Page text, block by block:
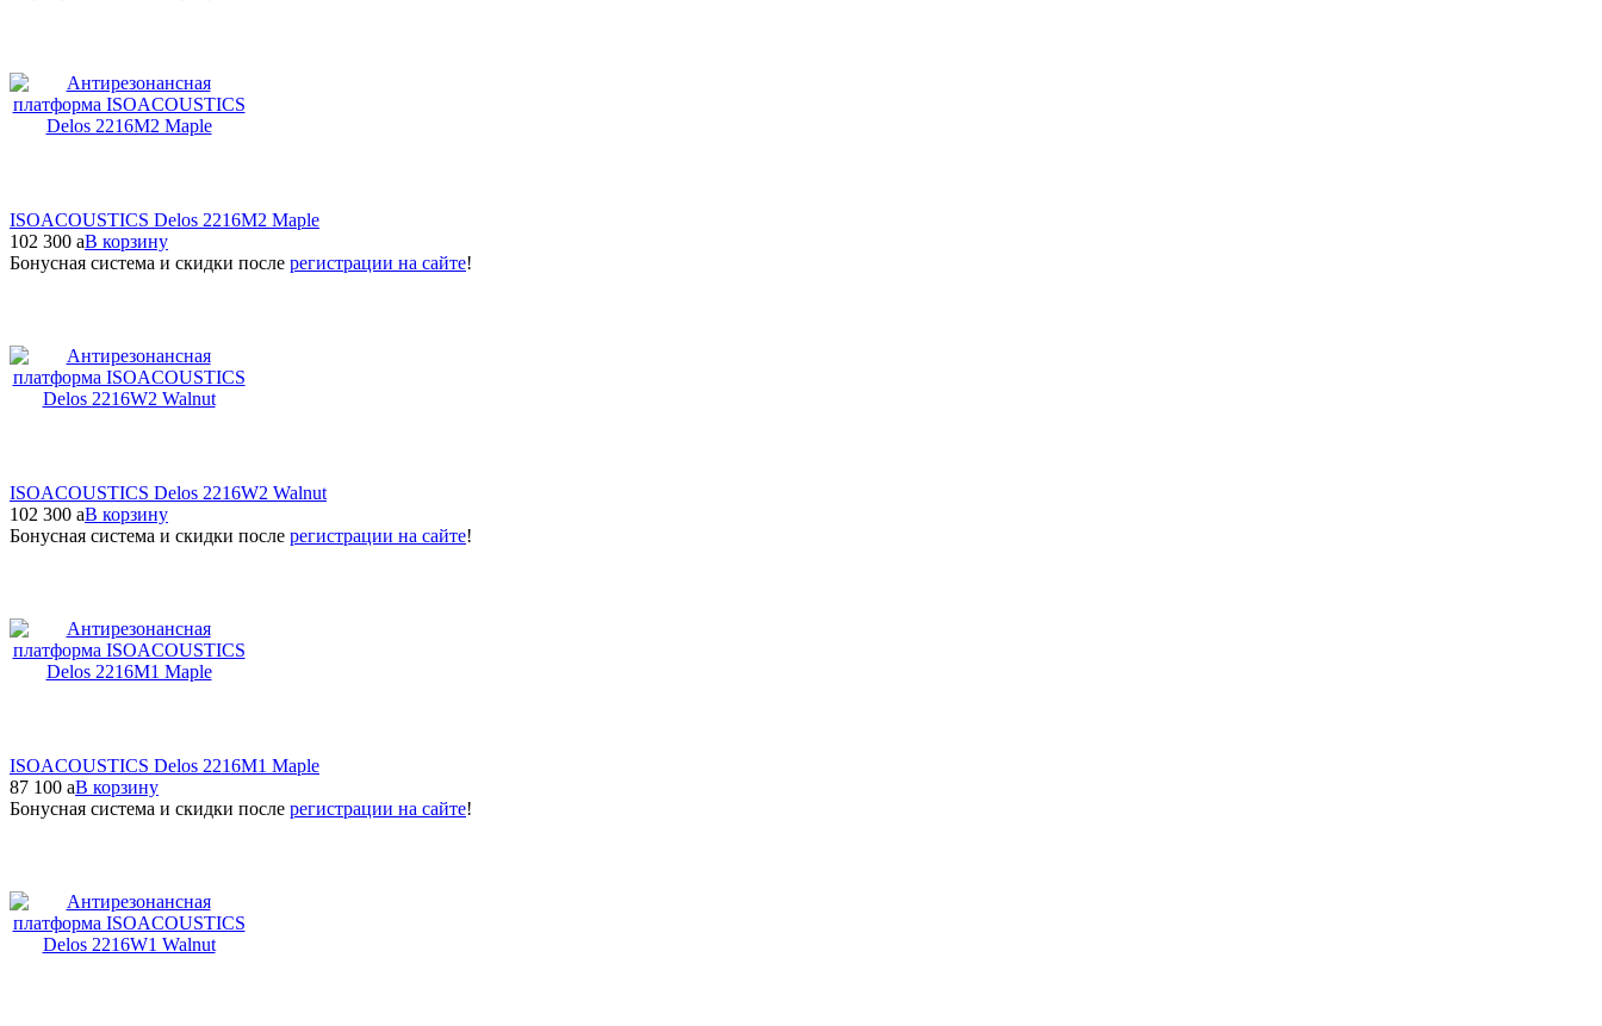
ISOACOUSTICS Delos 2216M2 Maple
102 300 aВ корзину
Бонусная система и скидки после регистрации на сайте!
ISOACOUSTICS Delos 2216W2 Walnut
102 300 aВ корзину
Бонусная система и скидки после регистрации на сайте!
ISOACOUSTICS Delos 2216M1 Maple
87 100 aВ корзину
Бонусная система и скидки после регистрации на сайте!